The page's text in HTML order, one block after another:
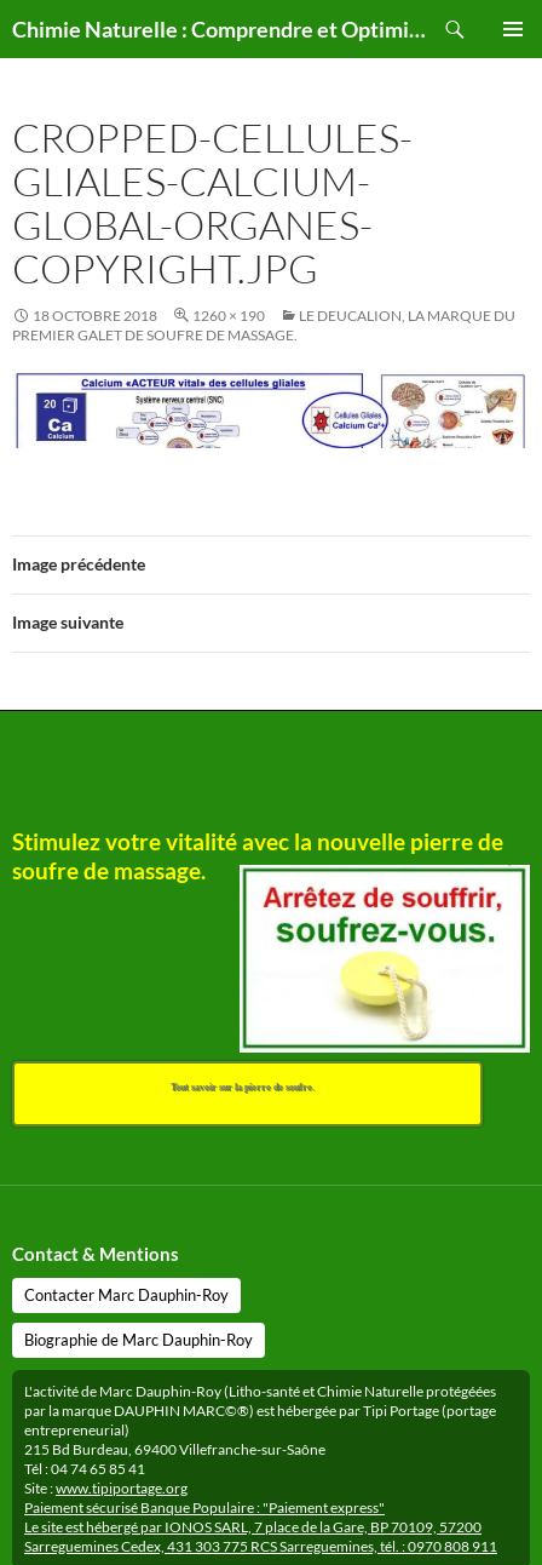
au
Chimie Naturelle : Comprendre et Optimiser le Corps Humain Naturellement
CROPPED-CELLULES-
GLIALES-CALCIUM-
GLOBAL-ORGANES-
COPYRIGHT.JPG
18 OCTOBRE 2018 1260 × 190
LE DEUCALION, LA MARQUE DU
PREMIER GALET DE SOUFRE DE MASSAGE.
Image précédente
Image suivante
Stimulez votre vitalité avec la nouvelle pierre de
soufre de massage.
Tout savoir sur la pierre de soufre.
Contact & Mentions
Contacter Marc Dauphin-Roy
Biographie de Marc Dauphin-Roy
L'activité de Marc Dauphin-Roy (Litho-santé et Chimie Naturelle protégéées
par la marque DAUPHIN MARC©®) est hébergée par Tipi Portage (portage
entrepreneurial)
215 Bd Burdeau, 69400 Villefranche-sur-Saône
Tél : 04 74 65 85 41
Site :www.tipiportage.org
Paiement sécurisé Banque Populaire : "Paiement express"
Le site est hébergé par IONOS SARL, 7 place de la Gare, BP 70109, 57200
Sarreguemines Cedex, 431 303 775 RCS Sarreguemines, tél. : 0970 808 911